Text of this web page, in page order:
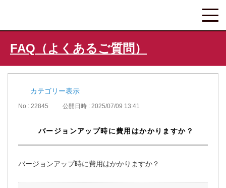
FAQ（よくあるご質問）
カテゴリー表示
No : 22845 公開日時 : 2025/07/09 13:41
バージョンアップ時に費用はかかりますか？
バージョンアップ時に費用はかかりますか？